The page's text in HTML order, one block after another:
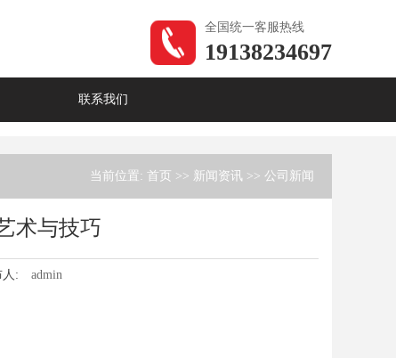
全国统一客服热线
19138234697
联系我们
当前位置: 首页 >> 新闻资讯 >> 公司新闻
术与技巧
人: admin